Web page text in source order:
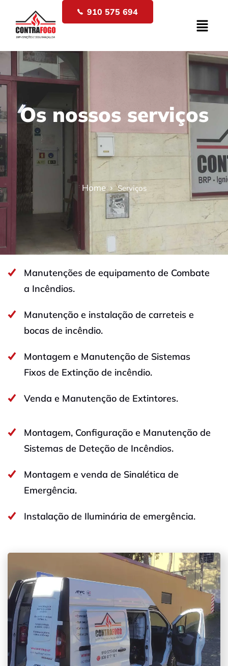
910 575 694
Os nossos serviços
Home Serviços
Manutenções de equipamento de Combate
a Incêndios.
Manutenção e instalação de carreteis e
bocas de incêndio.
Montagem e Manutenção de Sistemas
Fixos de Extinção de incêndio.
Venda e Manutenção de Extintores.
Montagem, Configuração e Manutenção de
Sistemas de Deteção de Incêndios.
Montagem e venda de Sinalética de
Emergência.
Instalação de Iluminária de emergência.